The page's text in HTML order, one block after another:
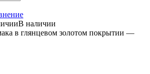
В наличии
в глянцевом золотом покрытии —